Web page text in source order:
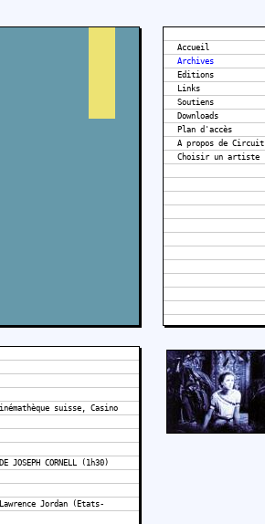
Accueil
Archives
Editions
Links
Soutiens
Downloads
Plan d'accès
A propos de Circuit
suisse, Casino
JOSEPH CORNELL (1h30)
Jordan (Etats-